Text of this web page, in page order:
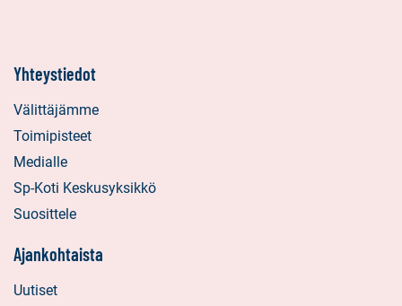
Yhteystiedot
Välittäjämme
Toimipisteet
Medialle
Sp-Koti Keskusyksikkö
Suosittele
Ajankohtaista
Uutiset